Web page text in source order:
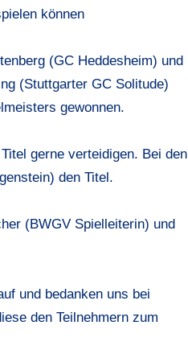
können
(GC Heddesheim) und
(Stuttgarter GC Solitude)
gewonnen.
gerne verteidigen. Bei den
den Titel.
(BWGV Spielleiterin) und
und bedanken uns bei
den Teilnehmern zum